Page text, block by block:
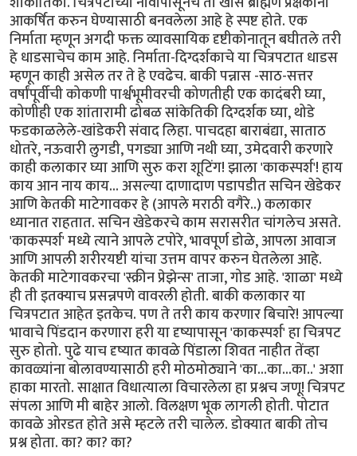
आकर्षित करुन घेण्यासाठी बनवलेला आहे हे स्पष्ट होते. एक
निर्माता म्हणून अगदी फक्त व्यावसायिक दृष्टीकोनातून बघीतले तरी
हे धाडसाचेच काम आहे. निर्माता-दिग्दर्शकाचे या चित्रपटात धाडस
म्हणून काही असेल तर ते हे एवढेच. बाकी पन्नास -साठ-सत्तर
वर्षांपूर्वीची कोकणी पार्श्वभूमीवरची कोणतीही एक कादंबरी घ्या,
कोणीही एक शांतारामी ढोबळ सांकेतिकी दिग्दर्शक घ्या, थोडे
फडकाळलेले-खांडेकरी संवाद लिहा. पाचदहा बाराबंद्या, साताठ
धोतरे, नऊवारी लुगडी, पगड्या आणि नथी घ्या, उमेदवारी करणारे
काही कलाकार घ्या आणि सुरु करा शूटिंग! झाला 'काकस्पर्श'! हाय
काय आन नाय काय... असल्या दाणादाण पडापडीत सचिन खेडेकर
आणि केतकी माटेगावकर हे (आपले मराठी वगैरे..) कलाकार
ध्यानात राहतात. सचिन खेडेकरचे काम सरासरीत चांगलेच असते.
'काकस्पर्श' मध्ये त्याने आपले टपोरे, भावपूर्ण डोळे, आपला आवाज
आणि आपली शरीरयष्टी यांचा उत्तम वापर करुन घेतलेला आहे.
केतकी माटेगावकरचा 'स्क्रीन प्रेझेन्स' ताजा, गोड आहे. 'शाळा' मध्ये
ही ती इतक्याच प्रसन्नपणे वावरली होती. बाकी कलाकार या
चित्रपटात आहेत इतकेच. पण ते तरी काय करणार बिचारे! आपल्या
भावाचे पिंडदान करणारा हरी या दृष्यापासून 'काकस्पर्श' हा चित्रपट
सुरु होतो. पुढे याच दृष्यात कावळे पिंडाला शिवत नाहीत तेंव्हा
कावळ्यांना बोलावण्यासाठी हरी मोठमोठ्याने 'का...का...का..' अशा
हाका मारतो. साक्षात विधात्याला विचारलेला हा प्रश्नच जणू! चित्रपट
संपला आणि मी बाहेर आलो. विलक्षण भूक लागली होती. पोटात
कावळे ओरडत होते असे म्हटले तरी चालेल. डोक्यात बाकी तोच
प्रश्न होता. का? का? का?